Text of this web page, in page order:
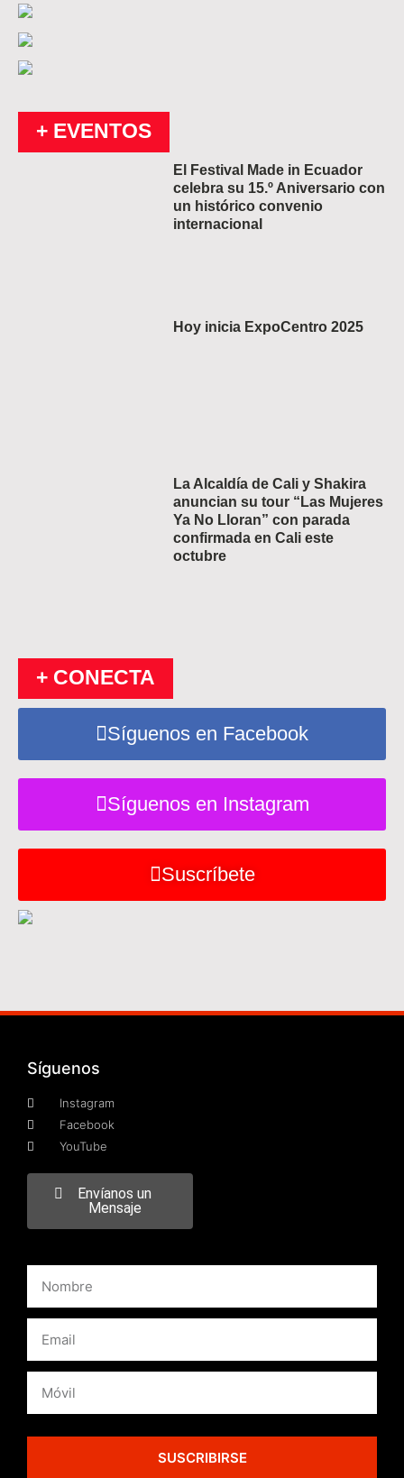
+ EVENTOS
El Festival Made in Ecuador
celebra su 15.º Aniversario con
un histórico convenio
internacional
Hoy inicia ExpoCentro 2025
La Alcaldía de Cali y Shakira
anuncian su tour “Las Mujeres
Ya No Lloran” con parada
confirmada en Cali este
octubre
+ CONECTA
Síguenos en Facebook
Síguenos en Instagram
Suscríbete
Síguenos
Instagram
Facebook
YouTube
Envíanos un
Mensaje
SUSCRIBIRSE